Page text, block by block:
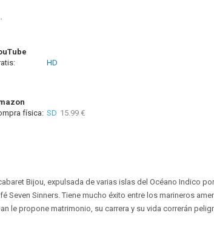
HD
física: SD 15.99 €
Bijou, expulsada de varias islas del Océano Indico
Seven Sinners. Tiene mucho éxito entre los marineros
le propone matrimonio, su carrera y su vida correrán